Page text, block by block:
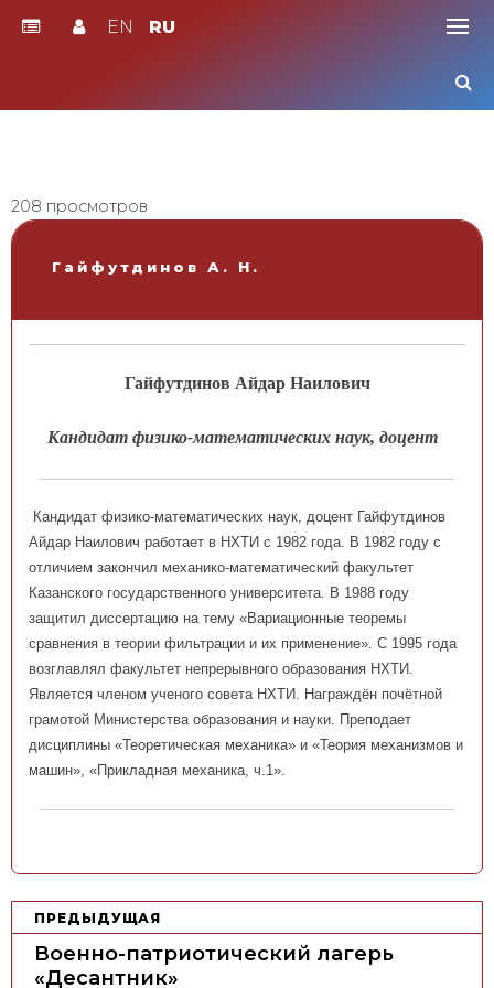
EN RU
208 просмотров
Гайфутдинов А. Н.
Гайфутдинов Айдар Наилович
Кандидат физико-математических наук, доцент
Кандидат физико-математических наук, доцент Гайфутдинов
Айдар Наилович работает в НХТИ с 1982 года. В 1982 году с
отличием закончил механико-математический факультет
Казанского государственного университета. В 1988 году
защитил диссертацию на тему «Вариационные теоремы
сравнения в теории фильтрации и их применение». С 1995 года
возглавлял факультет непрерывного образования НХТИ.
Является членом ученого совета НХТИ. Награждён почётной
грамотой Министерства образования и науки. Преподает
дисциплины «Теоретическая механика» и «Теория механизмов и
машин», «Прикладная механика, ч.1».
НПРЕДЫДУЩАЯ
Военно-патриотический лагерь
«Десантник»